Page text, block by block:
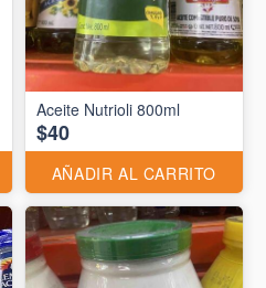
Aceite Nutrioli 800ml
$40
AÑADIR AL CARRITO